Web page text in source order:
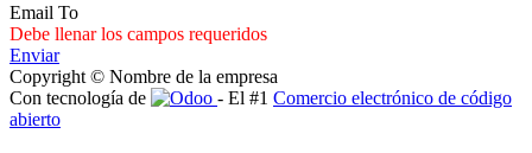
Email To
Debe llenar los campos requeridos
Enviar
Copyright © Nombre de la empresa
Con tecnología de
- El #1 Comercio electrónico de código
abierto